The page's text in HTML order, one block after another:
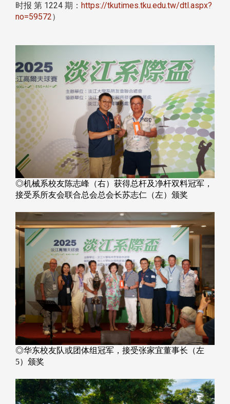
时报 第 1224 期： https://tkutimes.tku.edu.tw/dtl.aspx?
no=59572）
◎机械系校友陈志峰（右）获得总杆及净杆双料冠军，
接受系所友会联合总会总会长苏志仁（左）颁奖
◎华东校友队或团体组冠军，接受张家宜董事长（左
5）颁奖